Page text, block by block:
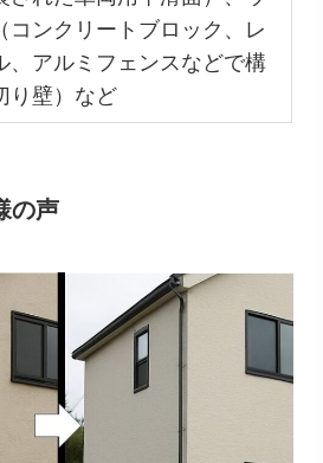
コンクリートブロック、レ
、アルミフェンスなどで構
り壁）など
の声